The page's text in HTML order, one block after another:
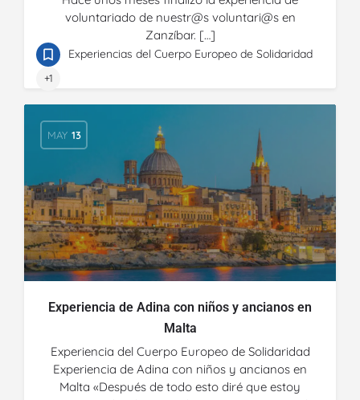
voluntariado de nuestr@s voluntari@s en
Zanzíbar. […]
Experiencias del Cuerpo Europeo de Solidaridad
+1
MAY 13
Experiencia de Adina con niños y ancianos en
Malta
Experiencia del Cuerpo Europeo de Solidaridad
Experiencia de Adina con niños y ancianos en
Malta «Después de todo esto diré que estoy